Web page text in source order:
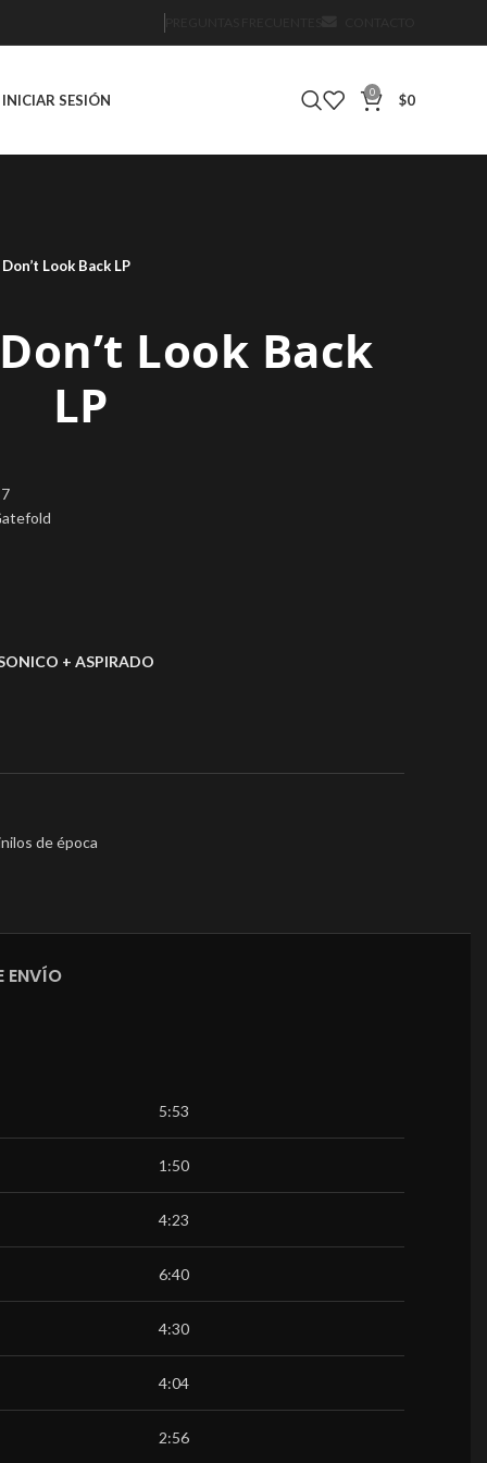
INICIAR SESIÓN 0 $0
Look Back LP
Look Back
LP
+ ASPIRADO
de época
ENVÍO
5:53
1:50
4:23
6:40
4:30
4:04
2:56